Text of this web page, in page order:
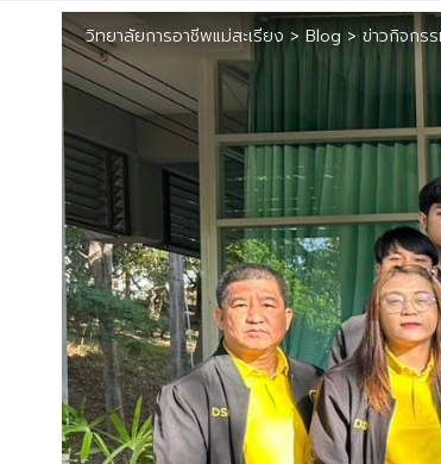
วิทยาลัยการอาชีพแม่สะเรียง > Blog > ข่าวกิจกร